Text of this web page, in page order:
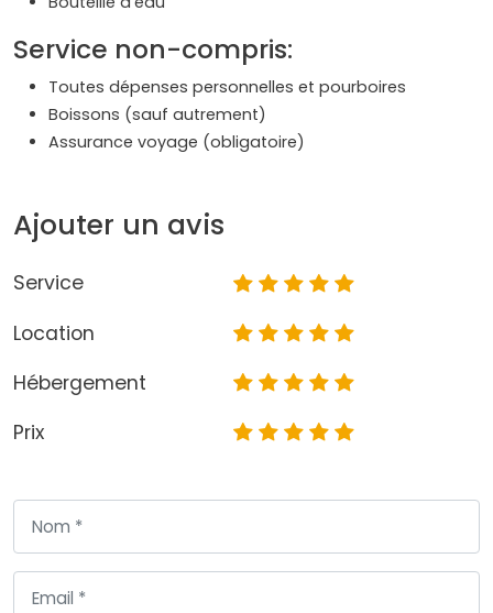
Service non-compris:
Toutes dépenses personnelles et pourboires
Boissons (sauf autrement)
Assurance voyage (obligatoire)
Ajouter un avis
Service
Location
Hébergement
Prix